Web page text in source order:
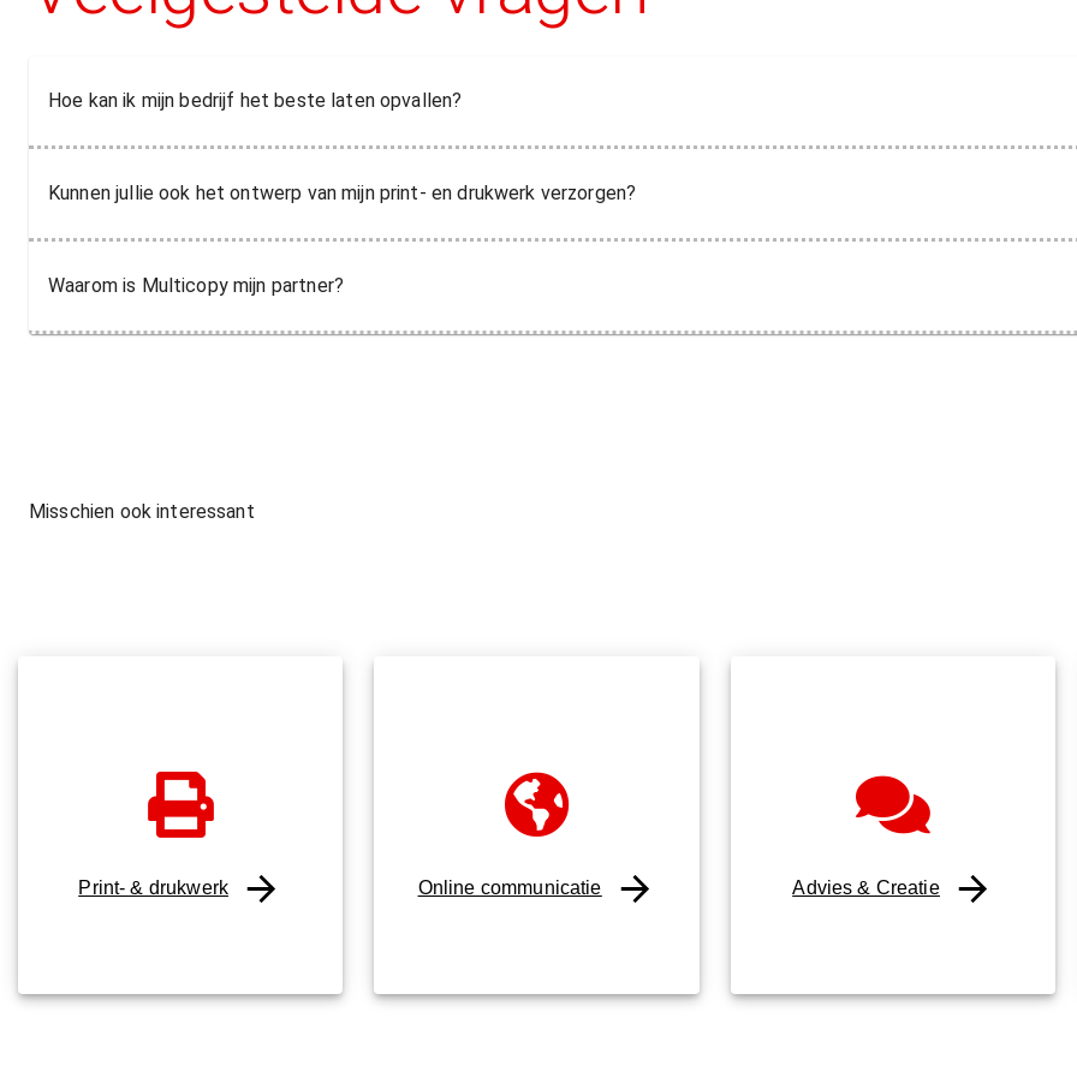
Hoe kan ik mijn bedrijf het beste laten opvallen?
Kunnen jullie ook het ontwerp van mijn print- en drukwerk verzorgen?
Waarom is Multicopy mijn partner?
Misschien ook interessant
Print- & drukwerk Online communicatie Advies & Creatie